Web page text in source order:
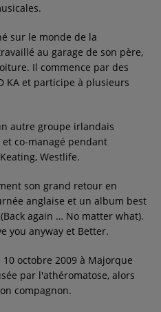
sur le monde de la
au garage de son père,
Il commence par des
KA et participe à plusieurs
autre groupe irlandais
co-managé pendant
Westlife.
son grand retour en
anglaise et un album best
again … No matter what).
you anyway et Better.
octobre 2009 à Majorque
par l'athéromatose, alors
compagnon.